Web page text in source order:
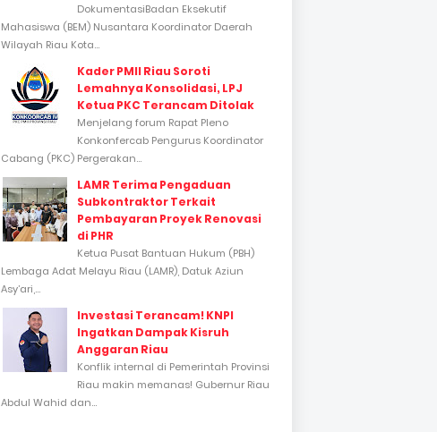
DokumentasiBadan Eksekutif
Mahasiswa (BEM) Nusantara Koordinator Daerah
Wilayah Riau Kota...
Kader PMII Riau Soroti
Lemahnya Konsolidasi, LPJ
Ketua PKC Terancam Ditolak
Menjelang forum Rapat Pleno
Konkonfercab Pengurus Koordinator
Cabang (PKC) Pergerakan...
LAMR Terima Pengaduan
Subkontraktor Terkait
Pembayaran Proyek Renovasi
di PHR
Ketua Pusat Bantuan Hukum (PBH)
Lembaga Adat Melayu Riau (LAMR), Datuk Aziun
Asy’ari,...
Investasi Terancam! KNPI
Ingatkan Dampak Kisruh
Anggaran Riau
Konflik internal di Pemerintah Provinsi
Riau makin memanas! Gubernur Riau
Abdul Wahid dan...